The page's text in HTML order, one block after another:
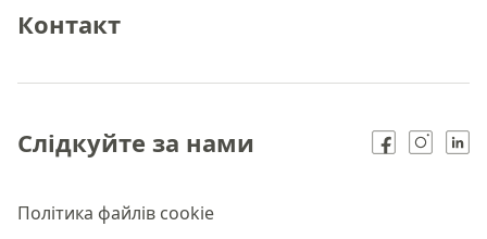
Контакт
Політика файлів cookie
Слідкуйте за нами